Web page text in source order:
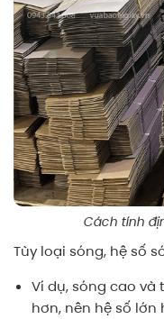
Cách tính
Tùy loại sóng, hệ số
Ví dụ, sóng cao
hơn, nên hệ số lớn